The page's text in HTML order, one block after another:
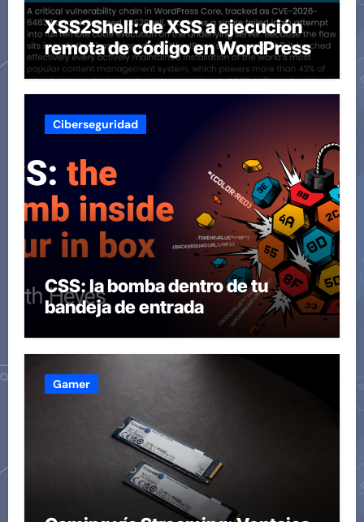
XSS2Shell: de XSS a ejecución
remota de código en WordPress
Ciberseguridad
CSS: la bomba dentro de tu
bandeja de entrada
Gamer